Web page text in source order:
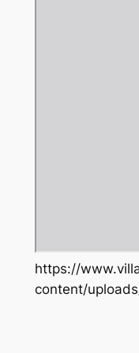
https://
content/